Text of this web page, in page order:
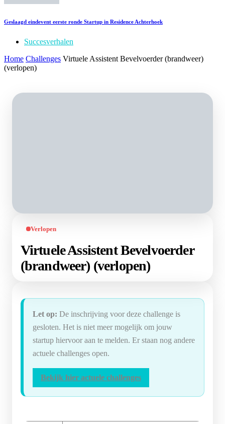
Geslaagd eindevent eerste ronde Startup in Residence Achterhoek
Succesverhalen
Home Challenges Virtuele Assistent Bevelvoerder (brandweer)
(verlopen)
Verlopen
Virtuele Assistent Bevelvoerder
(brandweer) (verlopen)
Let op: De inschrijving voor deze challenge is
gesloten. Het is niet meer mogelijk om jouw
startup hiervoor aan te melden. Er staan nog andere
actuele challenges open.
Bekijk hier actuele challenges